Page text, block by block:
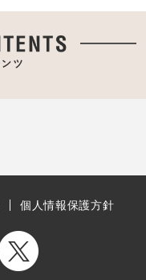
個人情報保護方針